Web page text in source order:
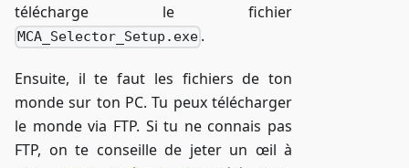
télécharge le fichier
MCA_Selector_Setup.exe .
Ensuite, il te faut les fichiers de ton
monde sur ton PC. Tu peux télécharger
le monde via FTP. Si tu ne connais pas
FTP, on te conseille de jeter un œil à